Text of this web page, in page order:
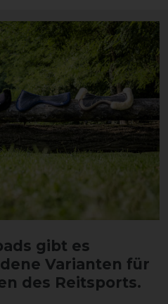
gibt es
Varianten für
des Reitsports.